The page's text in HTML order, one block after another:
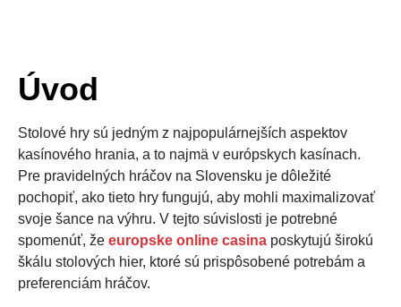
Úvod
Stolové hry sú jedným z najpopulárnejších aspektov
kasínového hrania, a to najmä v európskych kasínach.
Pre pravidelných hráčov na Slovensku je dôležité
pochopiť, ako tieto hry fungujú, aby mohli maximalizovať
svoje šance na výhru. V tejto súvislosti je potrebné
spomenúť, že europske online casina poskytujú širokú
škálu stolových hier, ktoré sú prispôsobené potrebám a
preferenciám hráčov.